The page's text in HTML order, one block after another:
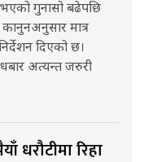
गुनासो बढेपछि
मात्र
दिएको छ।
अत्यन्त जरुरी
धरौटीमा रिहा